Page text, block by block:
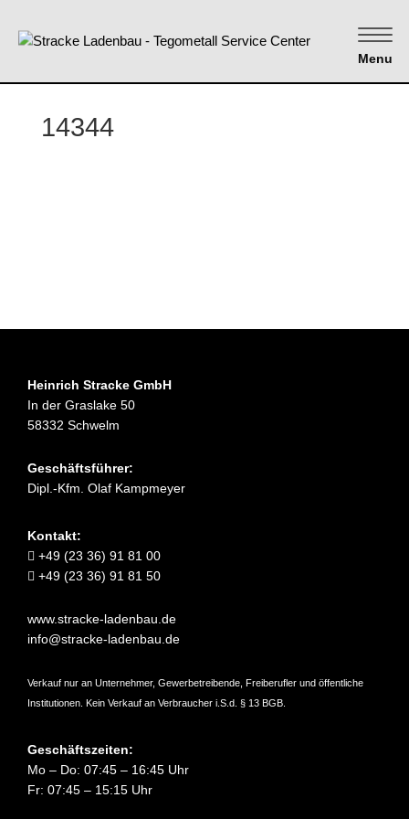
Menu
14344
Heinrich Stracke GmbH
In der Graslake 50
58332 Schwelm
Geschäftsführer:
Dipl.-Kfm. Olaf Kampmeyer
Kontakt:
+49 (23 36) 91 81 00
+49 (23 36) 91 81 50
www.stracke-ladenbau.de
info@stracke-ladenbau.de
Verkauf nur an Unternehmer, Gewerbetreibende, Freiberufler und öffentliche
Institutionen. Kein Verkauf an Verbraucher i.S.d. § 13 BGB.
Geschäftszeiten:
Mo – Do: 07:45 – 16:45 Uhr
Fr: 07:45 – 15:15 Uhr